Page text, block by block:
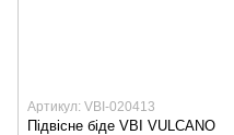
Артикул: VBI-020413
Підвісне біде VBI VULCANO